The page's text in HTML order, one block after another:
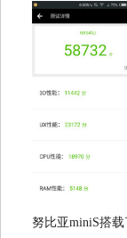
努比亚miniS搭